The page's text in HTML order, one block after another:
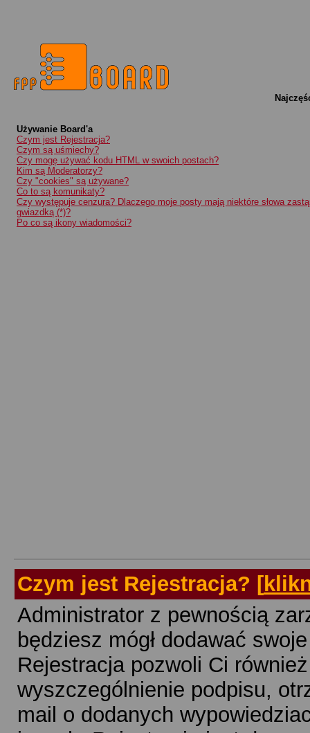
Używanie Board'a
Czym jest Rejestracja?
Czym są uśmiechy?
Czy mogę używać kodu HTML w swoich postach?
Kim są Moderatorzy?
Czy "cookies" są używane?
Co to są komunikaty?
Czy występuje cenzura? Dlaczego moje posty mają niektóre słowa
gwiazdką (*)?
Po co są ikony wiadomości?
Czym jest Rejestracja? [
Administrator z pewnością
będziesz mógł dodawać
Rejestracja pozwoli Ci
wyszczególnienie podpisu,
mail o dodanych